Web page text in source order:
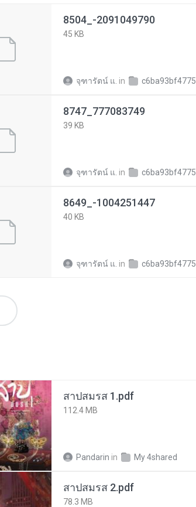
8504_-2091049790
45 KB
จุฑารัตน์ แ. in c6ba93bf4775956b5b18ad69ce4aa4082
8747_777083749
39 KB
จุฑารัตน์ แ. in c6ba93bf4775956b5b18ad69ce4aa4082
8649_-1004251447
40 KB
จุฑารัตน์ แ. in c6ba93bf4775956b5b18ad69ce4aa4082
สาปสมรส 1.pdf
112.4 MB
Pandarin in My 4shared
สาปสมรส 2.pdf
78.3 MB